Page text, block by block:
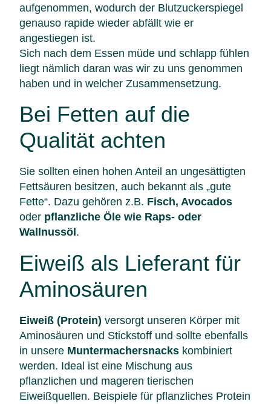
aufgenommen, wodurch der Blutzuckerspiegel
genauso rapide wieder abfällt wie er
angestiegen ist.
Sich nach dem Essen müde und schlapp fühlen
liegt nämlich daran was wir zu uns genommen
haben und in welcher Zusammensetzung.
Bei Fetten auf die
Qualität achten
Sie sollten einen hohen Anteil an ungesättigten
Fettsäuren besitzen, auch bekannt als „gute
Fette“. Dazu gehören z.B. Fisch, Avocados
oder pflanzliche Öle wie Raps- oder
Wallnussöl .
Eiweiß als Lieferant für
Aminosäuren
Eiweiß (Protein)versorgt unseren Körper mit
Aminosäuren und Stickstoff und sollte ebenfalls
in unsere Muntermachersnacks kombiniert
werden. Ideal ist eine Mischung aus
pflanzlichen und mageren tierischen
Eiweißquellen. Beispiele für pflanzliches Protein